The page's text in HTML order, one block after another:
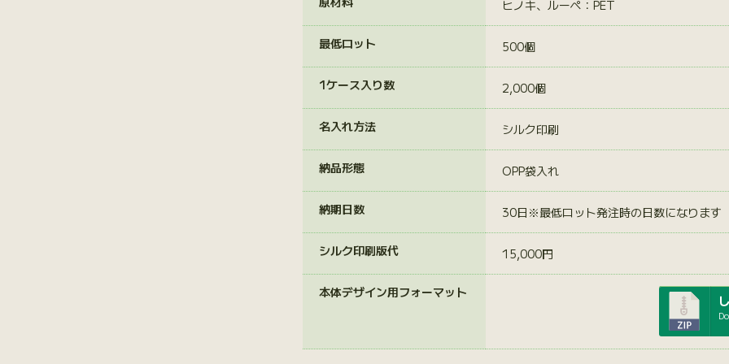
ヒノキ、ルーぺ：PET
最低ロット 500個
1ケース入り数 2,000個
名入れ方法 シルク印刷
納品形態 OPP袋入れ
納期日数 30日※最低ロット発注時の日数になります
シルク印刷版代 15,000円
本体デザイン用フォーマット